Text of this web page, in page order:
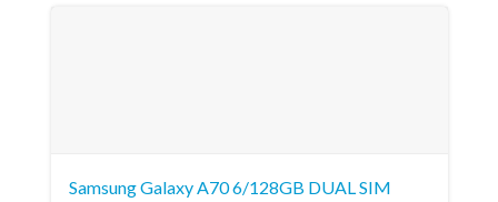
Samsung Galaxy A70 6/128GB DUAL SIM